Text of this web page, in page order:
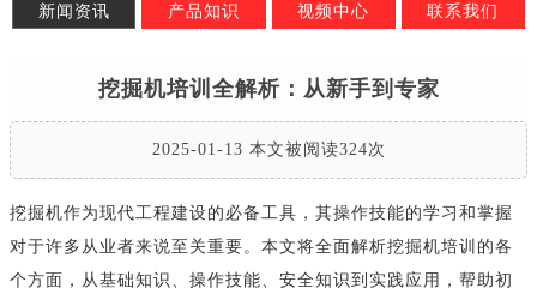
新闻资讯 产品知识 视频中心 联系我们
挖掘机培训全解析：从新手到专家
2025-01-13 本文被阅读324次
挖掘机作为现代工程建设的必备工具，其操作技能的学习和掌握
对于许多从业者来说至关重要。本文将全面解析挖掘机培训的各
个方面，从基础知识、操作技能、安全知识到实践应用，帮助初